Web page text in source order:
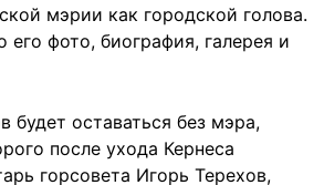
мэрии как городской голова.
его фото, биография, галерея и
будет оставаться без мэра,
после ухода Кернеса
горсовета Игорь Терехов,